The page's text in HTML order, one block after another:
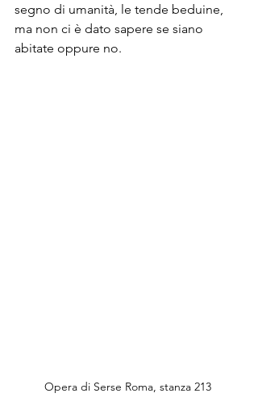
segno di umanità, le tende beduine,
ma non ci è dato sapere se siano
abitate oppure no.
Opera di Serse Roma, stanza 213